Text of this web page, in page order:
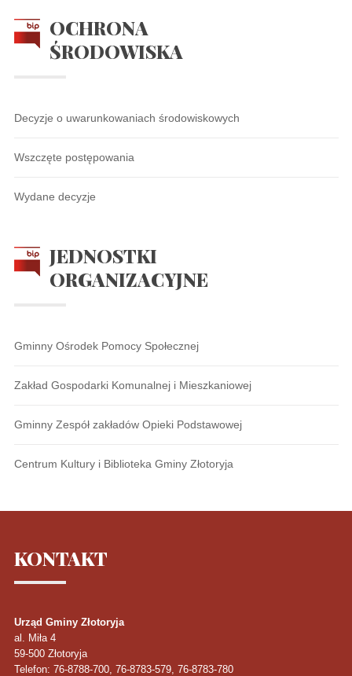
OCHRONA
ŚRODOWISKA
Decyzje o uwarunkowaniach środowiskowych
Wszczęte postępowania
Wydane decyzje
JEDNOSTKI
ORGANIZACYJNE
Gminny Ośrodek Pomocy Społecznej
Zakład Gospodarki Komunalnej i Mieszkaniowej
Gminny Zespół zakładów Opieki Podstawowej
Centrum Kultury i Biblioteka Gminy Złotoryja
KONTAKT
Urząd Gminy Złotoryja
al. Miła 4
59-500 Złotoryja
Telefon: 76-8788-700, 76-8783-579, 76-8783-780